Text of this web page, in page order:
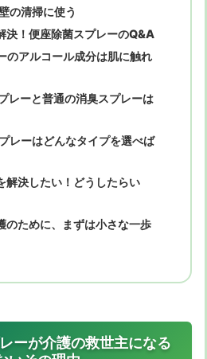
の清掃に使う
決！便座除菌スプレーのQ&A
のアルコール成分は肌に触れ
レーと普通の消臭スプレーは
レーはどんなタイプを選べば
解決したい！どうしたらい
のために、まずは小さな一歩
ーが介護の救世主になる